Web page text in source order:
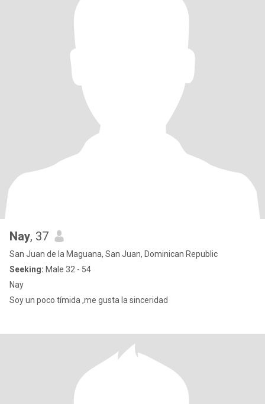
Nay, 37
San Juan de la Maguana, San Juan, Dominican Republic
Seeking: Male 32 - 54
Nay
Soy un poco tímida ,me gusta la sinceridad